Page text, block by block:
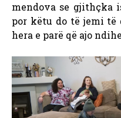
mendova se gjithçka
por këtu do të jemi të
hera e parë që ajo